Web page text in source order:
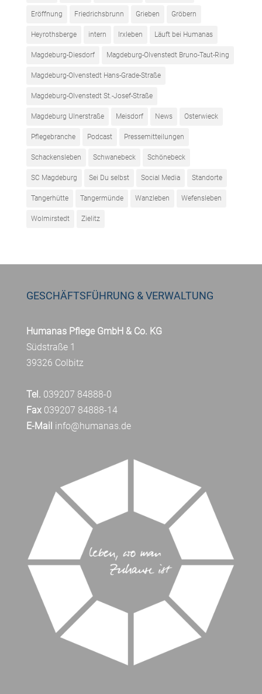
Eröffnung Friedrichsbrunn Grieben Gröbern
Heyrothsberge intern Irxleben Läuft bei Humanas
Magdeburg-Diesdorf Magdeburg-Olvenstedt Bruno-Taut-Ring
Magdeburg-Olvenstedt Hans-Grade-Straße
Magdeburg-Olvenstedt St.-Josef-Straße
Magdeburg Ulnerstraße Meisdorf News Osterwieck
Pflegebranche Podcast Pressemitteilungen
Schackensleben Schwanebeck Schönebeck
SC Magdeburg Sei Du selbst Social Media Standorte
Tangerhütte Tangermünde Wanzleben Wefensleben
Wolmirstedt Zielitz
GESCHÄFTSFÜHRUNG & VERWALTUNG
Humanas Pflege GmbH & Co. KG
Südstraße 1
39326 Colbitz
Tel. 039207 84888-0
Fax039207 84888-14
E-Mail info@humanas.de